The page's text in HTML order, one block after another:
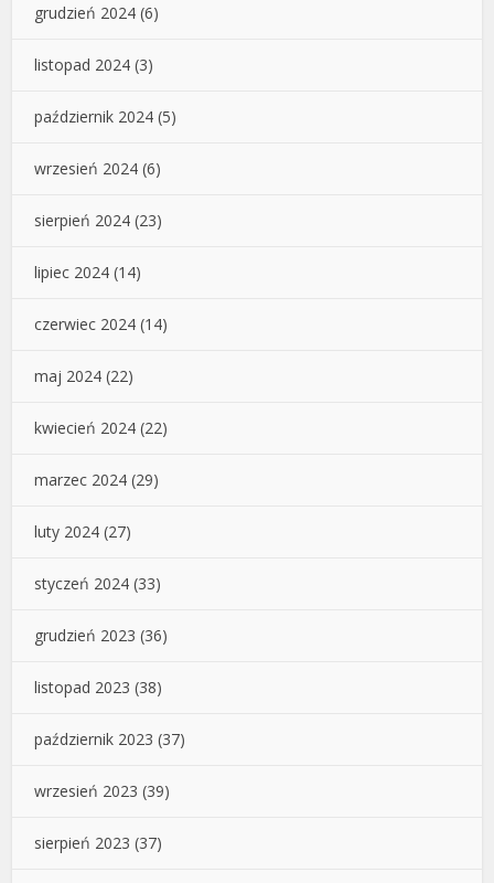
grudzień 2024 (6)
listopad 2024 (3)
październik 2024 (5)
wrzesień 2024 (6)
sierpień 2024 (23)
lipiec 2024 (14)
czerwiec 2024 (14)
maj 2024 (22)
kwiecień 2024 (22)
marzec 2024 (29)
luty 2024 (27)
styczeń 2024 (33)
grudzień 2023 (36)
listopad 2023 (38)
październik 2023 (37)
wrzesień 2023 (39)
sierpień 2023 (37)